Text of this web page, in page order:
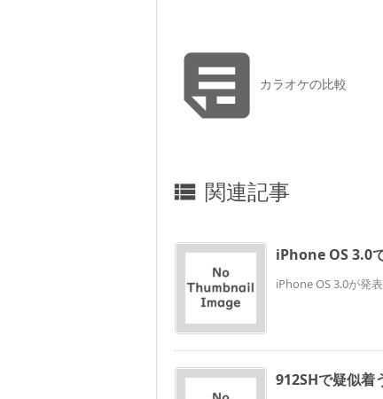
カラオケの比較
 関連記事
iPhone OS 3.0
iPhone OS 3.0が発
912SHで疑似着